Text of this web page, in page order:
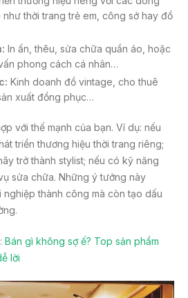
thời trang trẻ em, công sở hay đồ
In ấn, thêu, sửa chữa quần áo, hoặc
phong cách cá nhân…
Kinh doanh đồ vintage, cho thuê
xuất đồng phục…
với thế mạnh của bạn. Ví dụ: nếu
triển thương hiệu thời trang riêng;
trở thành stylist; nếu có kỹ năng
sửa chữa. Những ý tưởng này
thành công mà còn tạo dấu
Bán gì không sợ ế? Top sản phẩm
lời